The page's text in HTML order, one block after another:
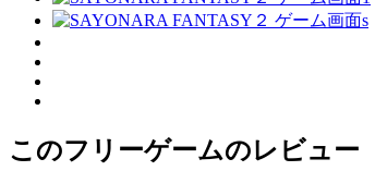
このフリーゲームのレビュー